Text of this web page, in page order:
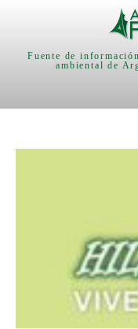
Fuente de
ambiental de